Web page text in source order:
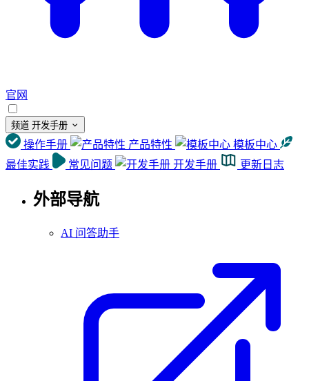
官网
频道 开发手册
操作手册 产品特性
模板中心
最佳实践
常见问题 开发手册 更新日志
外部导航
AI 问答助手